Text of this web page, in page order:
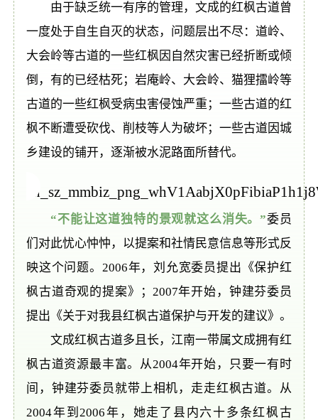
由于缺乏统一有序的管理，文成的红枫古道曾
一度处于自生自灭的状态，问题层出不尽：道岭、
大会岭等古道的一些红枫因自然灾害已经折断或倾
倒，有的已经枯死；岩庵岭、大会岭、猫狸擂岭等
古道的一些红枫受病虫害侵蚀严重；一些古道的红
枫不断遭受砍伐、削枝等人为破坏；一些古道因城
乡建设的铺开，逐渐被水泥路面所替代。
“不能让这道独特的景观就这么消失。”委员
们对此忧心忡忡，以提案和社情民意信息等形式反
映这个问题。2006年，刘允宽委员提出《保护红
枫古道奇观的提案》；2007年开始，钟建芬委员
提出《关于对我县红枫古道保护与开发的建议》。
文成红枫古道多且长，江南一带属文成拥有红
枫古道资源最丰富。从2004年开始，只要一有时
间，钟建芬委员就带上相机，走走红枫古道。从
2004年到2006年，她走了县内六十多条红枫古